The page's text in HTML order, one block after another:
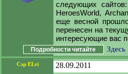
следующих
HeroesWorld,
еще весной
перенесен на
интересующие вас
Подробности читайте Здесь
Сэр ELri
28.09.2011